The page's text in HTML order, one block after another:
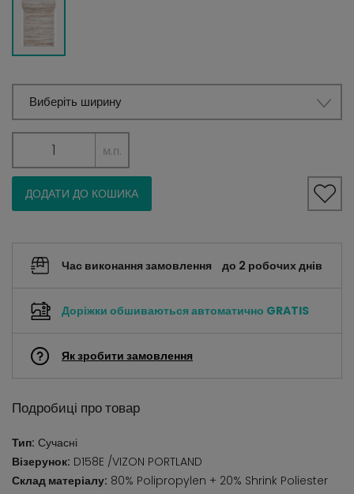
Виберіть ширину
м.п.
ДОДАТИ ДО КОШИКА
Час виконання замовлення до 2 робочих днів
Доріжки обшиваються автоматично GRATIS
Як зробити замовлення
Подробиці про товар
Тип: Сучасні
Візерунок: D158E /VIZON PORTLAND
Склад матеріалу: 80% Polipropylen + 20% Shrink Poliester